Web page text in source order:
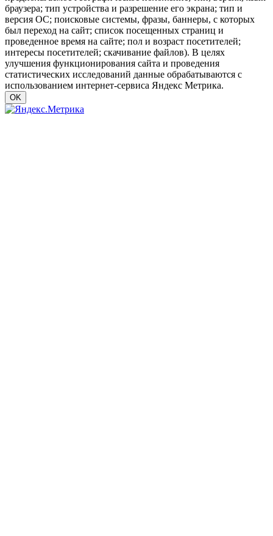
браузера; тип устройства и разрешение его экрана; тип и
версия ОС; поисковые системы, фразы, баннеры, с которых
был переход на сайт; список посещенных страниц и
проведенное время на сайте; пол и возраст посетителей;
интересы посетителей; скачивание файлов). В целях
улучшения функционирования сайта и проведения
статистических исследований данные обрабатываются с
использованием интернет-сервиса Яндекс Метрика.
OK